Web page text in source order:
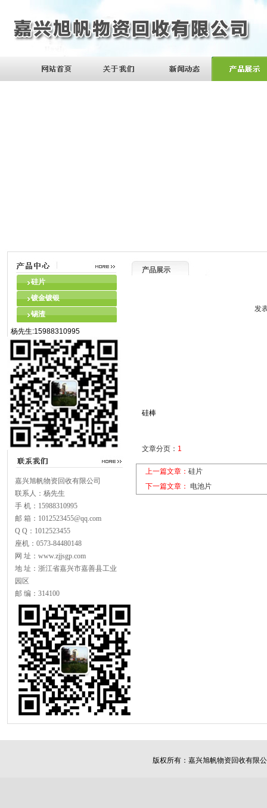
硅片
镀金镀银
锡渣
杨先生:15988310995
嘉兴旭帆物资回收有限公司
联系人：杨先生
手 机：15988310995
邮 箱：1012523455@qq.com
Q Q：1012523455
座机：0573-84480148
网 址：www.zjjsgp.com
地 址：浙江省嘉兴市嘉善县工业
园区
邮 编：314100
产品展示
发
硅棒
文章分页： 1
上一篇文章： 硅片
下一篇文章：
电池片
版权所有： 嘉兴旭帆物资回收有限